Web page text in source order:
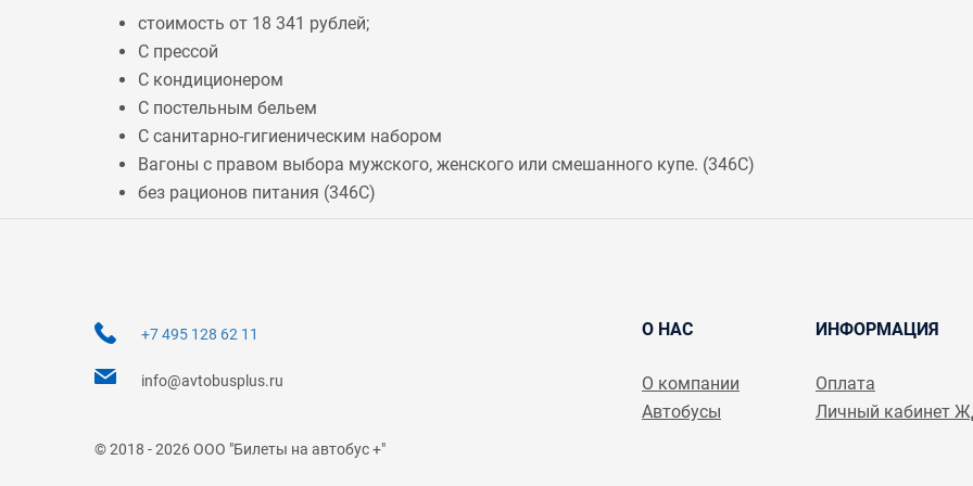
стоимость от 18 341 рублей;
С прессой
С кондиционером
С постельным бельем
С санитарно-гигиеническим набором
Вагоны с правом выбора мужского, женского или смешанного купе. (346С)
без рационов питания (346С)
+7 495 128 62 11
info@avtobusplus.ru
© 2018 - 2026 ООО "Билеты на автобус +"
О НАС
О компании
Автобусы
ИНФОРМАЦИЯ
Оплата
Личный кабинет